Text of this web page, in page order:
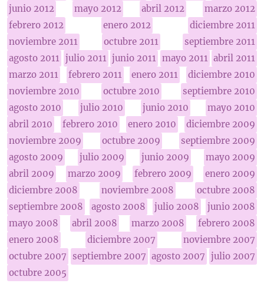
junio 2012
mayo 2012 abril 2012
marzo 2012
febrero 2012
enero 2012
diciembre 2011
noviembre 2011
octubre 2011
septiembre 2011
agosto 2011 julio 2011 junio 2011 mayo 2011 abril 2011
marzo 2011
febrero 2011 enero 2011
diciembre 2010
noviembre 2010
octubre 2010
septiembre 2010
agosto 2010
julio 2010 junio 2010
mayo 2010
abril 2010
febrero 2010 enero 2010
diciembre 2009
noviembre 2009
octubre 2009
septiembre 2009
agosto 2009
julio 2009 junio 2009
mayo 2009
abril 2009
marzo 2009 febrero 2009
enero 2009
diciembre 2008
noviembre 2008
octubre 2008
septiembre 2008
agosto 2008 julio 2008
junio 2008
mayo 2008
abril 2008 marzo 2008
febrero 2008
enero 2008
diciembre 2007
noviembre 2007
octubre 2007
septiembre 2007 agosto 2007 julio 2007
octubre 2005